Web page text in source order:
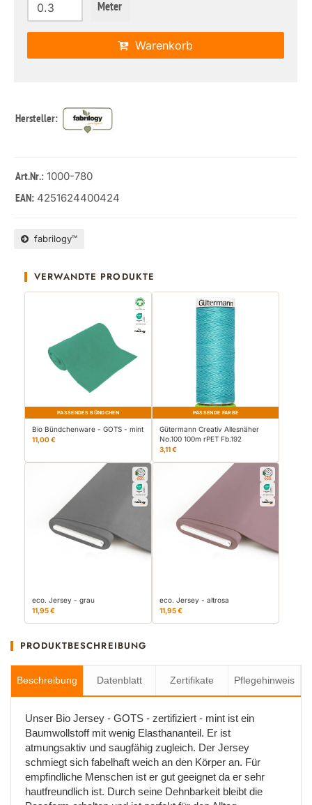
Meter
Warenkorb
Hersteller:
Art.Nr.: 1000-780
EAN: 4251624400424
fabrilogy™
VERWANDTE PRODUKTE
PASSENDES BÜNDCHEN
Bio Bündchenware - GOTS - mint
11,00 €
PASSENDE FARBE
Gütermann Creativ Allesnäher
No.100 100m rPET Fb.192
3,11 €
eco. Jersey - grau
11,95 €
eco. Jersey - altrosa
11,95 €
PRODUKTBESCHREIBUNG
Beschreibung Datenblatt Zertifikate Pflegehinweis
Unser Bio Jersey - GOTS - zertifiziert - mint ist ein
Baumwollstoff mit wenig Elasthananteil. Er ist
atmungsaktiv und saugfähig zugleich. Der Jersey
schmiegt sich fabelhaft weich an den Körper an. Für
empfindliche Menschen ist er gut geeignet da er sehr
hautfreundlich ist. Durch seine Dehnbarkeit bleibt die